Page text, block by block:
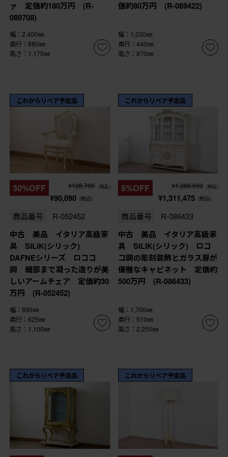
ァ 定価約180万円 (R-
089708)
幅：2,400㎜
奥行：880㎜
高さ：1,175㎜
価約80万円 (R-089422)
幅：1,030㎜
奥行：440㎜
高さ：870㎜
これからリペア予定品
30%OFF ¥128,700 (税込)
¥90,090 (税込)
商品番号 R-052452
中古 美品 イタリア高級家
具 SILIK(シリック)
DAFNEシリーズ ロココ
調 細部まで凝った造りが美
しいアームチェア 定価約30
万円 (R-052452)
幅：690㎜
奥行：625㎜
高さ：1,100㎜
これからリペア予定品
5%OFF ¥1,380,500 (税込)
¥1,311,475 (税込)
商品番号 R-086433
中古 美品 イタリア高級家
具 SILIK(シリック) ロコ
コ調の彫刻装飾とガラス扉が
優雅なキャビネット 定価約
500万円 (R-086433)
幅：1,700㎜
奥行：510㎜
高さ：2,250㎜
これからリペア予定品 これからリペア予定品